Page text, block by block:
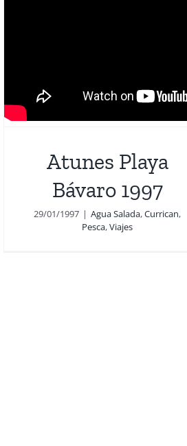
Atunes Playa
Bávaro 1997
29/01/1997 | Agua Salada,Currican,
Pesca,Viajes